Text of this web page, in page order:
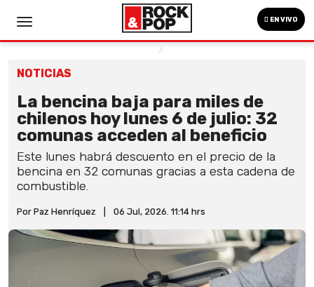
EN VIVO
NOTICIAS
La bencina baja para miles de
chilenos hoy lunes 6 de julio: 32
comunas acceden al beneficio
Este lunes habrá descuento en el precio de la
bencina en 32 comunas gracias a esta cadena de
combustible.
Por Paz Henríquez 06 Jul, 2026. 11:14 hrs